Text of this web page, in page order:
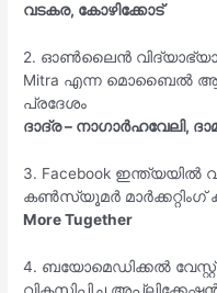
വടകര, കോഴിക്കോട്
2. ഓൺലൈൻ
Mitra എന്ന മൊബൈൽ
പ്രദേശം
ദാദ്ര – നാഗാർഹവേലി,
3. Facebook ഇന്ത്യയിൽ
കൺസ്യൂമർ മാർക്കറ്റിംഗ്
More Tugether
4. ബയോമെഡിക്കൽ വേസ്റ്റ്